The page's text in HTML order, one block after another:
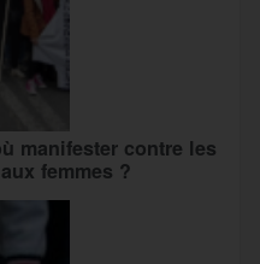
manifester contre les
femmes ?